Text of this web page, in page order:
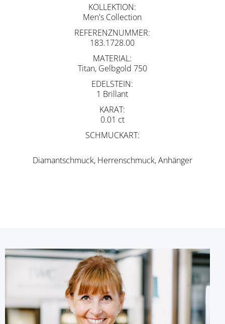
KOLLEKTION
Men's Collection
REFERENZNUMMER
183.1728.00
MATERIAL
Titan, Gelbgold 750
EDELSTEIN
1 Brillant
KARAT
0.01 ct
SCHMUCKART
Diamantschmuck, Herrenschmuck, Anhänger